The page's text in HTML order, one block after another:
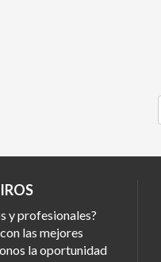
y profesionales?
las mejores
la oportunidad